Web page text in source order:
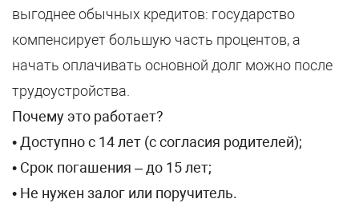
выгоднее обычных кредитов: государство
компенсирует большую часть процентов, а
начать оплачивать основной долг можно после
трудоустройства.
Почему это работает?
•Доступно с 14 лет (с согласия родителей);
• Срок погашения – до 15 лет;
• Не нужен залог или поручитель.